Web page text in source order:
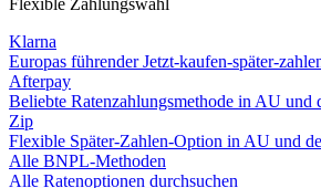
Flexible Zahlungswahl
Klarna
Europas führender Jetzt-kaufen-später-
Afterpay
Beliebte Ratenzahlungsmethode in AU und
Zip
Flexible Später-Zahlen-Option in AU und
Alle BNPL-Methoden
Alle Ratenoptionen durchsuchen